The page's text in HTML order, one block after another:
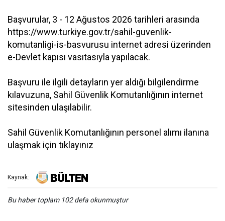
Başvurular, 3 - 12 Ağustos 2026 tarihleri arasında
https://www.turkiye.gov.tr/sahil-guvenlik-
komutanligi-is-basvurusu internet adresi üzerinden
e-Devlet kapısı vasıtasıyla yapılacak.
Başvuru ile ilgili detayların yer aldığı bilgilendirme
kılavuzuna, Sahil Güvenlik Komutanlığının internet
sitesinden ulaşılabilir.
Sahil Güvenlik Komutanlığının personel alımı ilanına
ulaşmak için tıklayınız
Kaynak:
Bu haber toplam 102 defa okunmuştur